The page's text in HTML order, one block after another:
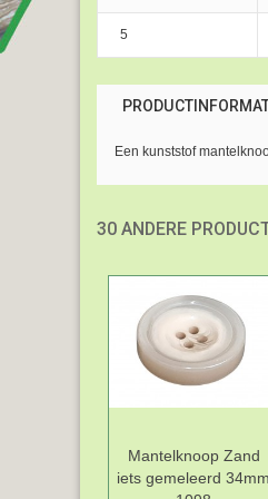
5
Een kunststof
30 ANDERE
Mantelknoop Zand
iets gemeleerd 34mm